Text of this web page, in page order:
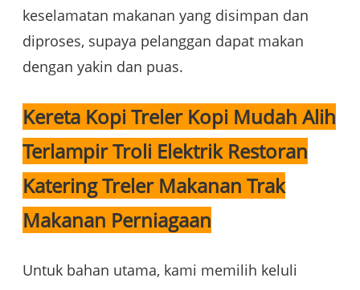
keselamatan makanan yang disimpan dan
diproses, supaya pelanggan dapat makan
dengan yakin dan puas.
Kereta Kopi Treler Kopi Mudah Alih
Terlampir Troli Elektrik Restoran
Katering Treler Makanan Trak
Makanan Perniagaan
Untuk bahan utama, kami memilih keluli